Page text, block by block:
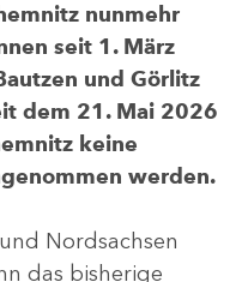
nunmehr
seit 1. März
und Görlitz
dem 21. Mai 2026
keine
werden.
Nordsachsen
das bisherige